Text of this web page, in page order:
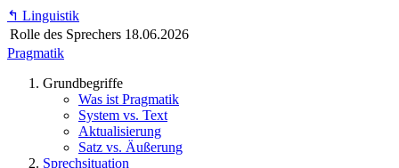
↰ Linguistik
Rolle des Sprechers 18.06.2026
Pragmatik
Grundbegriffe
Was ist Pragmatik
System vs. Text
Aktualisierung
Satz vs. Äußerung
Sprechsituation